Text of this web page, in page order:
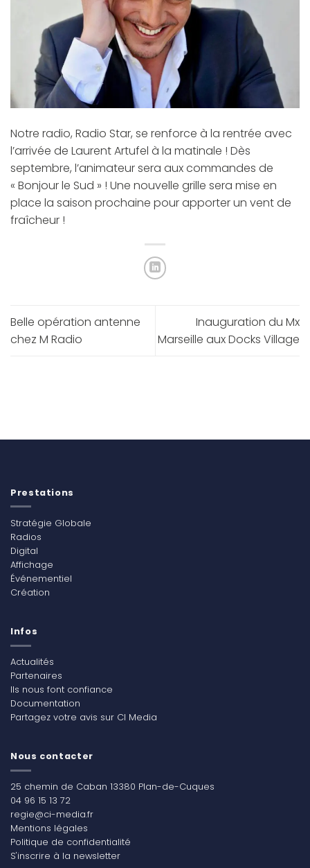
Notre radio, Radio Star, se renforce à la rentrée avec
l’arrivée de Laurent Artufel à la matinale ! Dès
septembre, l’animateur sera aux commandes de
« Bonjour le Sud » ! Une nouvelle grille sera mise en
place la saison prochaine pour apporter un vent de
fraîcheur !
Belle opération antenne
chez M Radio
Inauguration du Mx
Marseille aux Docks Village
Prestations
Stratégie Globale
Radios
Digital
Affichage
Événementiel
Création
Infos
Actualités
Partenaires
Ils nous font confiance
Documentation
Partagez votre avis sur CI Media
Nous contacter
25 chemin de Caban 13380 Plan-de-Cuques
04 96 15 13 72
regie@ci-media.fr
Mentions légales
Politique de confidentialité
S'inscrire à la newsletter